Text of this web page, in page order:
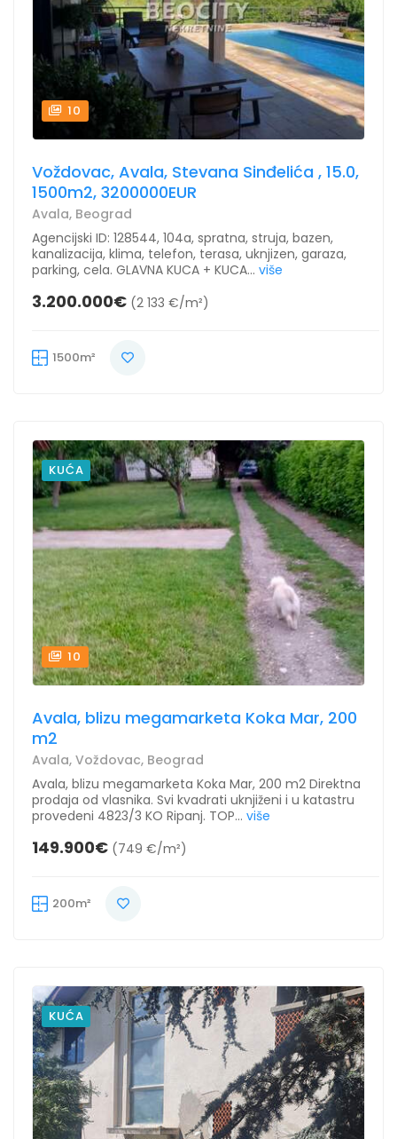
10
Voždovac, Avala, Stevana Sinđelića , 15.0,
1500m2, 3200000EUR
Avala, Beograd
Agencijski ID: 128544, 104a, spratna, struja, bazen,
kanalizacija, klima, telefon, terasa, uknjizen, garaza,
parking, cela. GLAVNA KUCA + KUCA... više
3.200.000€ (2 133 €/m²)
1500m²
KUĆA
10
Avala, blizu megamarketa Koka Mar, 200
m2
Avala, Voždovac, Beograd
Avala, blizu megamarketa Koka Mar, 200 m2 Direktna
prodaja od vlasnika. Svi kvadrati uknjiženi i u katastru
provedeni 4823/3 KO Ripanj. TOP... više
149.900€ (749 €/m²)
200m²
KUĆA